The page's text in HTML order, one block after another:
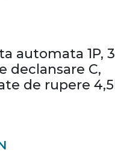
automata 1P,
declansare C,
de rupere